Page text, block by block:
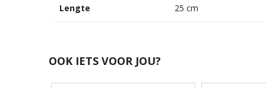
Lengte 25 cm
OOK IETS VOOR JOU?